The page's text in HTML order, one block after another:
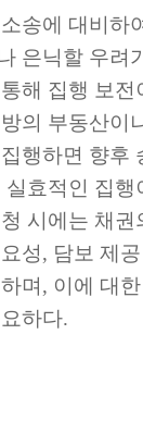
송에 대비하
은닉할 우려
해 집행 보전
의 부동산이
행하면 향후
실효적인 집행
시에는 채권
성, 담보 제
며, 이에 대
하다.